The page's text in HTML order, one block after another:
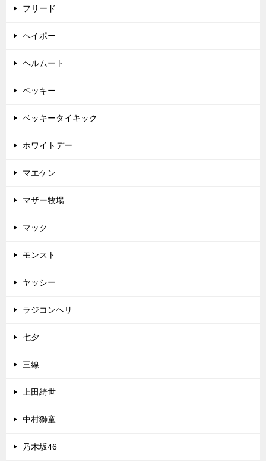
フリード
ヘイポー
ヘルムート
ベッキー
ベッキータイキック
ホワイトデー
マエケン
マザー牧場
マック
モンスト
ヤッシー
ラジコンヘリ
七夕
三線
上田綺世
中村獅童
乃木坂46